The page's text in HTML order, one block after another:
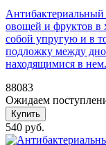
Антибактериальный
овощей и фруктов в
собой упругую и в
подложку между
находящимися в
88083
Ожидаем
Купить
540 руб.